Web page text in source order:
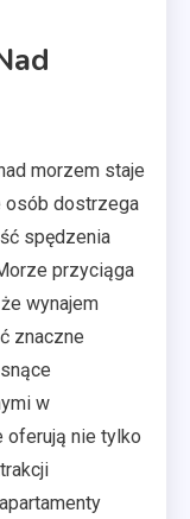
morzem staje
osób dostrzega
spędzenia
przyciąga
wynajem
znaczne
w
oferują nie tylko